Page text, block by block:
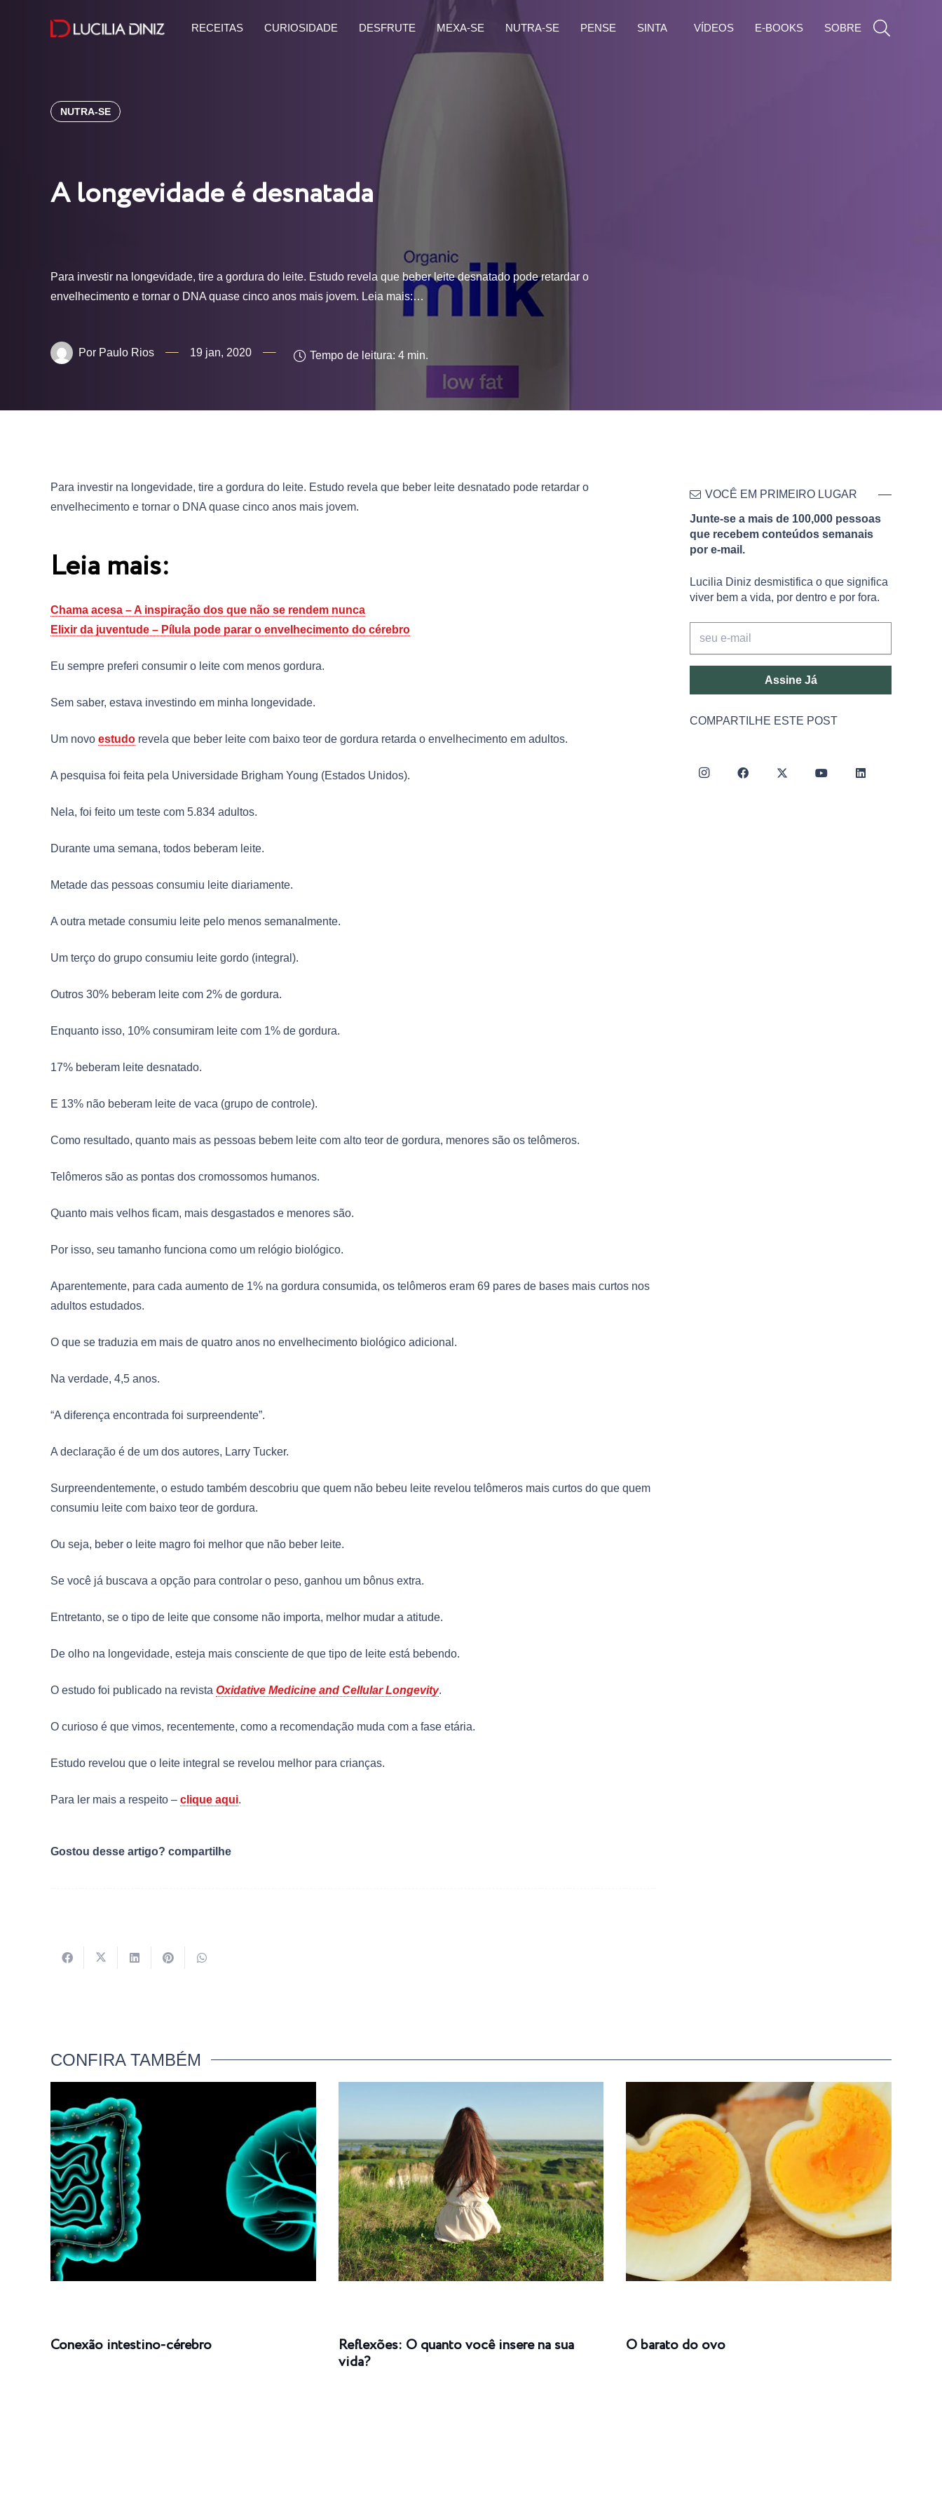
RECEITAS CURIOSIDADE DESFRUTE MEXA-SE NUTRA-SE PENSE SINTA VÍDEOS E-BOOKS SOBRE
NUTRA-SE
A longevidade é desnatada
Para investir na longevidade, tire a gordura do leite. Estudo revela que beber leite desnatado pode retardar o
envelhecimento e tornar o DNA quase cinco anos mais jovem. Leia mais:…
Paulo Rios 19 jan, 2020 Tempo de leitura: 4 min.
Para investir na longevidade, tire a gordura do leite. Estudo revela que beber leite desnatado pode retardar o
envelhecimento e tornar o DNA quase cinco anos mais jovem.
Leia mais:
Chama acesa – A inspiração dos que não se rendem nunca
Elixir da juventude – Pílula pode parar o envelhecimento do cérebro
Eu sempre preferi consumir o leite com menos gordura.
Sem saber, estava investindo em minha longevidade.
Um novo estudo revela que beber leite com baixo teor de gordura retarda o envelhecimento em adultos.
A pesquisa foi feita pela Universidade Brigham Young (Estados Unidos).
Nela, foi feito um teste com 5.834 adultos.
Durante uma semana, todos beberam leite.
Metade das pessoas consumiu leite diariamente.
A outra metade consumiu leite pelo menos semanalmente.
Um terço do grupo consumiu leite gordo (integral).
Outros 30% beberam leite com 2% de gordura.
Enquanto isso, 10% consumiram leite com 1% de gordura.
17% beberam leite desnatado.
E 13% não beberam leite de vaca (grupo de controle).
Como resultado, quanto mais as pessoas bebem leite com alto teor de gordura, menores são os telômeros.
Telômeros são as pontas dos cromossomos humanos.
Quanto mais velhos ficam, mais desgastados e menores são.
Por isso, seu tamanho funciona como um relógio biológico.
Aparentemente, para cada aumento de 1% na gordura consumida, os telômeros eram 69 pares de bases mais curtos nos
adultos estudados.
O que se traduzia em mais de quatro anos no envelhecimento biológico adicional.
Na verdade, 4,5 anos.
“A diferença encontrada foi surpreendente”.
A declaração é de um dos autores, Larry Tucker.
Surpreendentemente, o estudo também descobriu que quem não bebeu leite revelou telômeros mais curtos do que quem
consumiu leite com baixo teor de gordura.
Ou seja, beber o leite magro foi melhor que não beber leite.
Se você já buscava a opção para controlar o peso, ganhou um bônus extra.
Entretanto, se o tipo de leite que consome não importa, melhor mudar a atitude.
De olho na longevidade, esteja mais consciente de que tipo de leite está bebendo.
O estudo foi publicado na revista Oxidative Medicine and Cellular Longevity.
O curioso é que vimos, recentemente, como a recomendação muda com a fase etária.
Estudo revelou que o leite integral se revelou melhor para crianças.
Para ler mais a respeito – clique aqui.
Gostou desse artigo? compartilhe
VOCÊ EM PRIMEIRO LUGAR
Junte-se a mais de 100,000 pessoas
que recebem conteúdos semanais
por e-mail.
Lucilia Diniz desmistifica o que significa
viver bem a vida, por dentro e por fora.
Assine Já
COMPARTILHE ESTE POST
CONFIRA TAMBÉM
Conexão intestino-cérebro
Reflexões: O quanto você insere na sua
vida?
O barato do ovo